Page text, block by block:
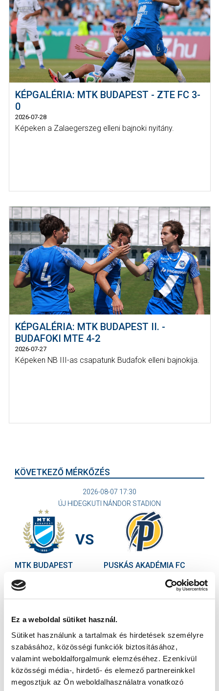
Ez a weboldal sütiket használ.
Sütiket használunk a tartalmak és hirdetések személyre
szabásához, közösségi funkciók biztosításához,
valamint weboldalforgalmunk elemzéséhez. Ezenkívül
közösségi média-, hirdető- és elemező partnereinkkel
megosztjuk az Ön weboldalhasználatra vonatkozó
KÉPGALÉRIA: MTK BUDAPEST - ZTE FC 3-
0
2026-07-28
Képeken a Zalaegerszeg elleni bajnoki nyitány.
KÉPGALÉRIA: MTK BUDAPEST II. -
BUDAFOKI MTE 4-2
2026-07-27
Képeken NB III-as csapatunk Budafok elleni bajnokija.
KÖVETKEZŐ MÉRKŐZÉS
2026-08-07 17:30
ÚJ HIDEGKUTI NÁNDOR STADION
MTK BUDAPEST
VS
PUSKÁS AKADÉMIA FC
MTK BUDAPEST HÍRLEVÉL
hírlevelünkre: